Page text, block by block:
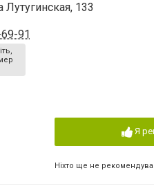
Лутугинская, 133
91
Я
Ніхто ще не